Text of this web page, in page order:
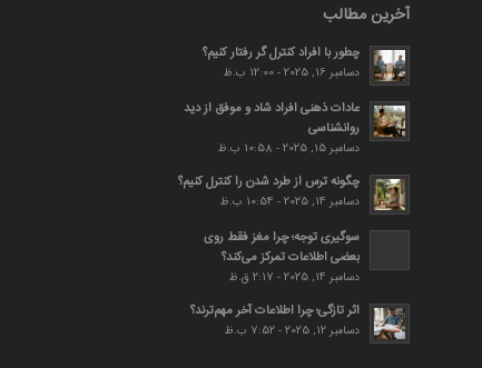
آخرین مطالب
چطور با افراد کنترل گر رفتار کنیم؟
دسامبر 16, 2025 - 12:00 ب.ظ
عادات ذهنی افراد شاد و موفق از دید
روانشناسی
دسامبر 15, 2025 - 10:58 ب.ظ
چگونه ترس از طرد شدن را کنترل کنیم؟
دسامبر 14, 2025 - 10:54 ب.ظ
سوگیری توجه؛ چرا مغز فقط روی
بعضی اطلاعات تمرکز می‌کند؟
دسامبر 14, 2025 - 2:17 ق.ظ
اثر تازگی؛ چرا اطلاعات آخر مهم‌ترند؟
دسامبر 12, 2025 - 7:52 ب.ظ